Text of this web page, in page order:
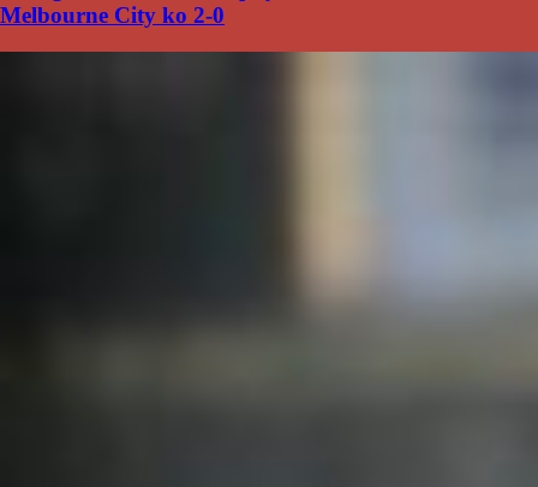
Melbourne City ko 2-0